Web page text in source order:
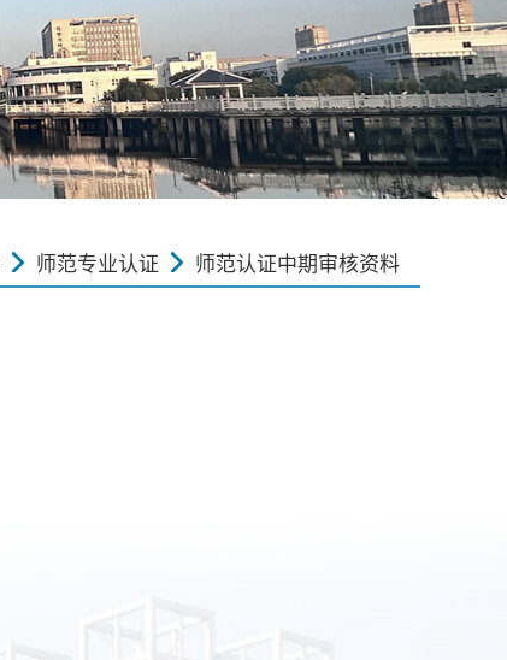
师范专业认证 师范认证中期审核资料